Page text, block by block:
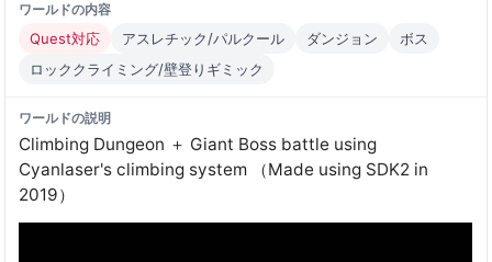
ワールドの内容
Quest対応 アスレチック/パルクール ダンジョン
ボス
ロッククライミング/壁登りギミック
ワールドの説明
Climbing Dungeon ＋ Giant Boss battle using
Cyanlaser's climbing system （Made using SDK2 in
2019）